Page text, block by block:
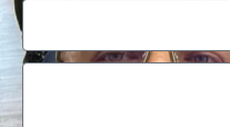
הם מתכון הכרחי
והיכולת